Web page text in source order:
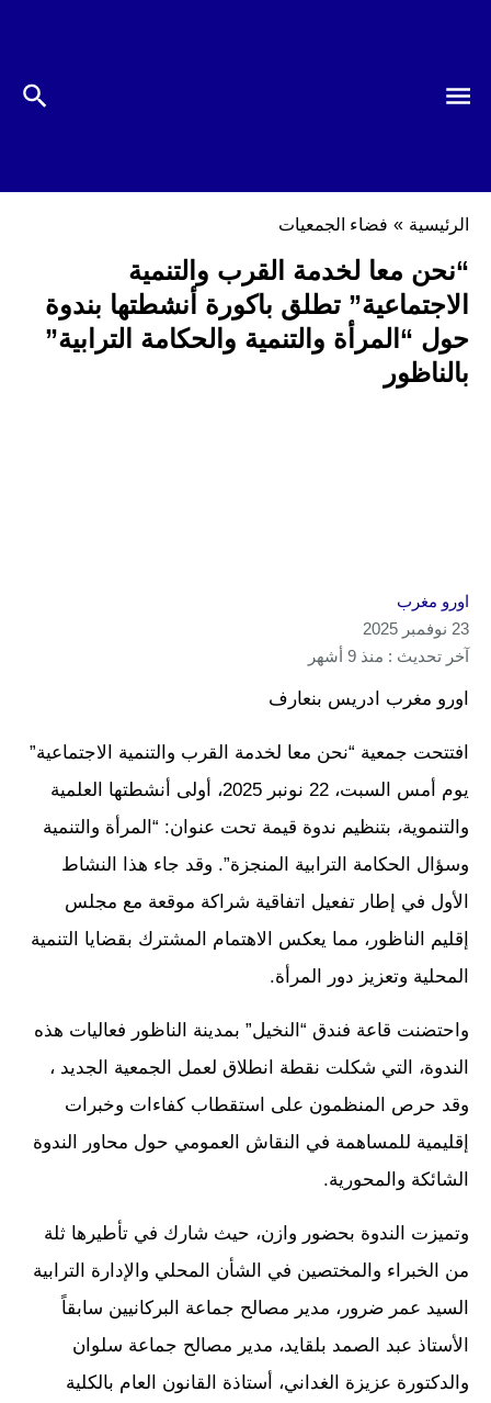
الرئيسية » فضاء الجمعيات
“نحن معا لخدمة القرب والتنمية
الاجتماعية” تطلق باكورة أنشطتها بندوة
حول “المرأة والتنمية والحكامة الترابية”
بالناظور
اورو مغرب
23 نوفمبر 2025
آخر تحديث : منذ 9 أشهر
اورو مغرب ادريس بنعارف
افتتحت جمعية “نحن معا لخدمة القرب والتنمية الاجتماعية”
يوم أمس السبت، 22 نونبر 2025، أولى أنشطتها العلمية
والتنموية، بتنظيم ندوة قيمة تحت عنوان: “المرأة والتنمية
وسؤال الحكامة الترابية المنجزة”. وقد جاء هذا النشاط
الأول في إطار تفعيل اتفاقية شراكة موقعة مع مجلس
إقليم الناظور، مما يعكس الاهتمام المشترك بقضايا التنمية
المحلية وتعزيز دور المرأة.
واحتضنت قاعة فندق “النخيل” بمدينة الناظور فعاليات هذه
الندوة، التي شكلت نقطة انطلاق لعمل الجمعية الجديد ،
وقد حرص المنظمون على استقطاب كفاءات وخبرات
إقليمية للمساهمة في النقاش العمومي حول محاور الندوة
الشائكة والمحورية.
وتميزت الندوة بحضور وازن، حيث شارك في تأطيرها ثلة
من الخبراء والمختصين في الشأن المحلي والإدارة الترابية
السيد عمر ضرور، مدير مصالح جماعة البركانيين سابقاً
الأستاذ عبد الصمد بلقايد، مدير مصالح جماعة سلوان
والدكتورة عزيزة الغداني، أستاذة القانون العام بالكلية